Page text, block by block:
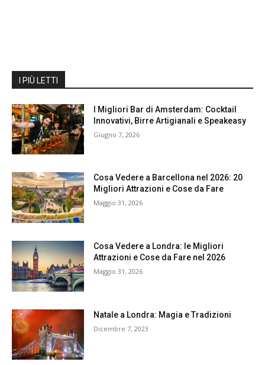
I PIÙ LETTI
I Migliori Bar di Amsterdam: Cocktail
Innovativi, Birre Artigianali e Speakeasy
Giugno 7, 2026
Cosa Vedere a Barcellona nel 2026: 20
Migliori Attrazioni e Cose da Fare
Maggio 31, 2026
Cosa Vedere a Londra: le Migliori
Attrazioni e Cose da Fare nel 2026
Maggio 31, 2026
Natale a Londra: Magia e Tradizioni
Dicembre 7, 2023